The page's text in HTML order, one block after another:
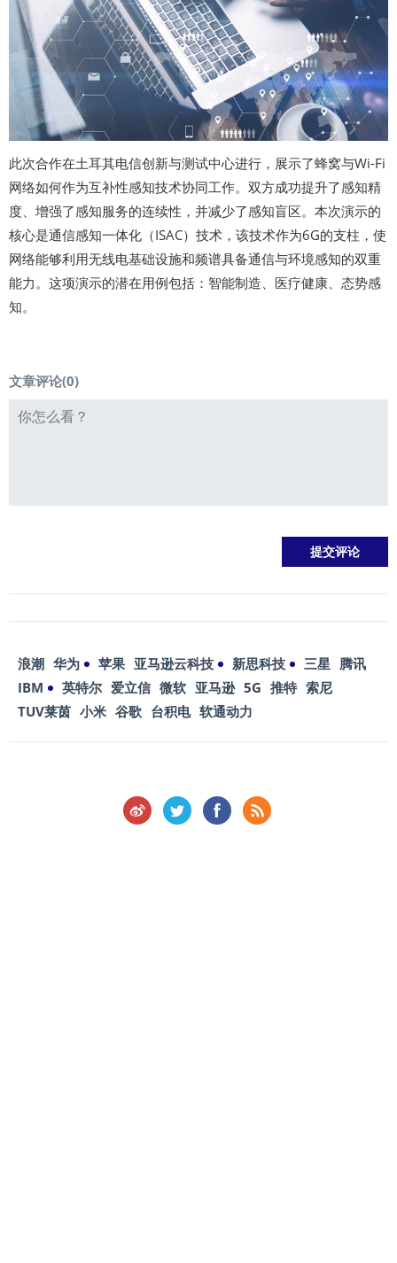
此次合作在土耳其电信创新与测试中心进行，展示了蜂窝与Wi-Fi
网络如何作为互补性感知技术协同工作。双方成功提升了感知精
度、增强了感知服务的连续性，并减少了感知盲区。本次演示的
核心是通信感知一体化（ISAC）技术，该技术作为6G的支柱，使
网络能够利用无线电基础设施和频谱具备通信与环境感知的双重
能力。这项演示的潜在用例包括：智能制造、医疗健康、态势感
知。
文章评论(0)
浪潮 华为 苹果 亚马逊云科技 新思科技 三星 腾讯
IBM
英特尔 爱立信 微软 亚马逊 5G 推特 索尼
TUV莱茵 小米 谷歌 台积电 软通动力